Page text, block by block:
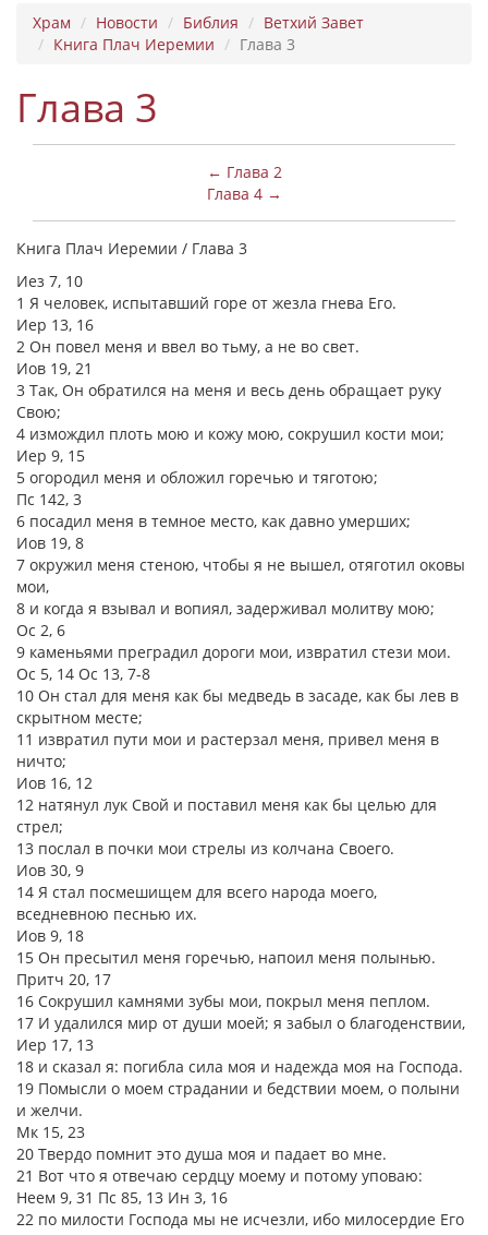
Храм Новости Библия
Ветхий Завет
Книга Плач Иеремии
Глава 3
Глава 3
← Глава 2
Глава 4 →
Книга Плач Иеремии / Глава 3
Иез 7, 10
1 Я человек, испытавший горе от жезла гнева Его.
Иер 13, 16
2 Он повел меня и ввел во тьму, а не во свет.
Иов 19, 21
3 Так, Он обратился на меня и весь день обращает руку
Свою;
4 измождил плоть мою и кожу мою, сокрушил кости мои;
Иер 9, 15
5 огородил меня и обложил горечью и тяготою;
Пс 142, 3
6 посадил меня в темное место, как давно умерших;
Иов 19, 8
7 окружил меня стеною, чтобы я не вышел, отяготил оковы
мои,
8 и когда я взывал и вопиял, задерживал молитву мою;
Ос 2, 6
9 каменьями преградил дороги мои, извратил стези мои.
Ос 5, 14 Ос 13, 7-8
10 Он стал для меня как бы медведь в засаде, как бы лев в
скрытном месте;
11 извратил пути мои и растерзал меня, привел меня в
ничто;
Иов 16, 12
12 натянул лук Свой и поставил меня как бы целью для
стрел;
13 послал в почки мои стрелы из колчана Своего.
Иов 30, 9
14 Я стал посмешищем для всего народа моего,
вседневною песнью их.
Иов 9, 18
15 Он пресытил меня горечью, напоил меня полынью.
Притч 20, 17
16 Сокрушил камнями зубы мои, покрыл меня пеплом.
17 И удалился мир от души моей; я забыл о благоденствии,
Иер 17, 13
18 и сказал я: погибла сила моя и надежда моя на Господа.
19 Помысли о моем страдании и бедствии моем, о полыни
и желчи.
Мк 15, 23
20 Твердо помнит это душа моя и падает во мне.
21 Вот что я отвечаю сердцу моему и потому уповаю:
Неем 9, 31 Пс 85, 13 Ин 3, 16
22 по милости Господа мы не исчезли, ибо милосердие Его